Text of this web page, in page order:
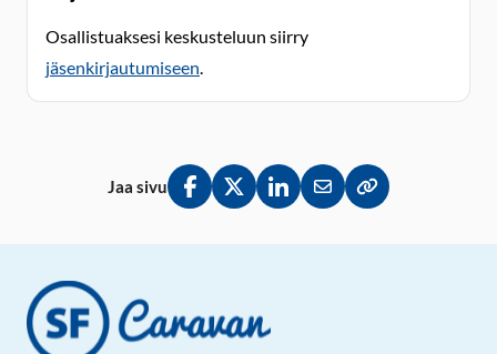
Osallistuaksesi keskusteluun siirry
jäsenkirjautumiseen.
Jaa sivu
Jaa Facebookissa
Jaa Twitterissä
Jaa LinkedInissä
Jaa sähköpostitse
Kopioi linkki